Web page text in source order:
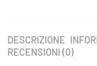
DESCRIZIONE
RECENSIONI (0)